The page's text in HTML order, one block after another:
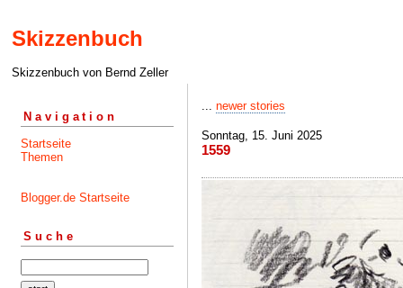
Skizzenbuch
Skizzenbuch von Bernd Zeller
Navigation
Startseite
Themen
Blogger.de Startseite
Suche
... newer stories
Sonntag, 15. Juni 2025
1559